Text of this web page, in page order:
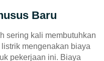
Baru
sering kali membutuhkan
mengenakan biaya
pekerjaan ini. Biaya